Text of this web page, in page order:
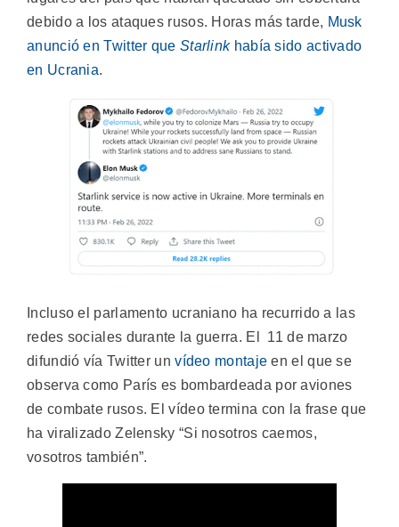
debido a los ataques rusos. Horas más tarde, Musk
anunció en Twitter que Starlinkhabía sido activado
en Ucrania.
Incluso el parlamento ucraniano ha recurrido a las
redes sociales durante la guerra. El 11 de marzo
difundió vía Twitter unvídeo montaje en el que se
observa como París es bombardeada por aviones
de combate rusos. El vídeo termina con la frase que
ha viralizado Zelensky “Si nosotros caemos,
vosotros también”.